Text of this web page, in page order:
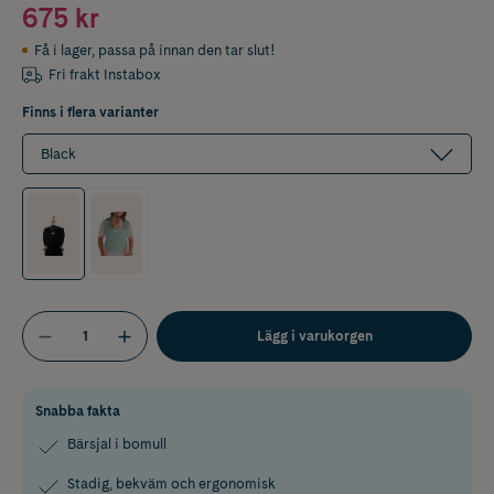
675 kr
Få i lager, passa på innan den tar slut!
Fri frakt Instabox
Finns i flera varianter
Black
Lägg i varukorgen
Snabba fakta
Bärsjal i bomull
Stadig, bekväm och ergonomisk